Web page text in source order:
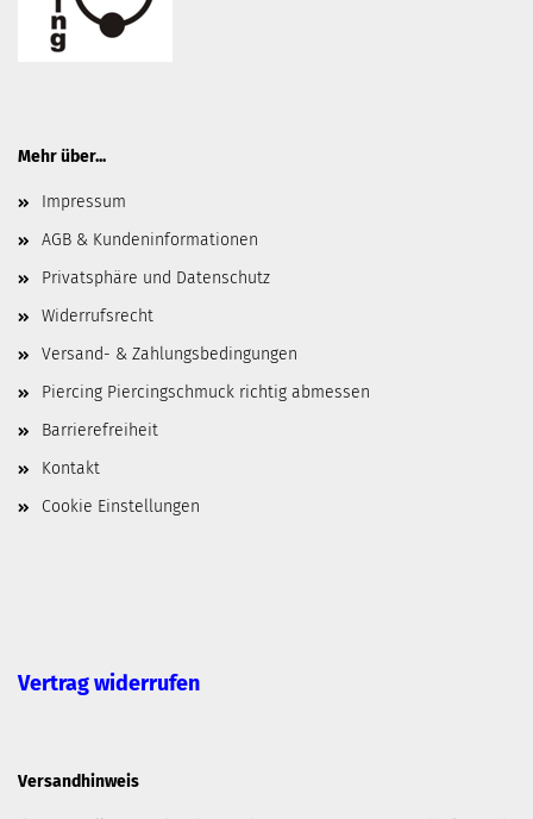
Mehr über...
Impressum
AGB & Kundeninformationen
Privatsphäre und Datenschutz
Widerrufsrecht
Versand- & Zahlungsbedingungen
Piercing Piercingschmuck richtig abmessen
Barrierefreiheit
Kontakt
Cookie Einstellungen
Vertrag widerrufen
Versandhinweis